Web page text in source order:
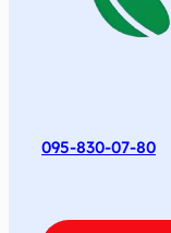
095-830-07-80